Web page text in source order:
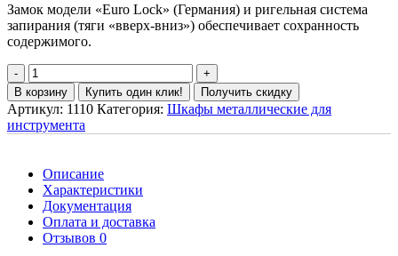
Замок модели «Euro Lock» (Германия) и ригельная система
запирания (тяги «вверх-вниз») обеспечивает сохранность
содержимого.
В корзину Купить один клик! Получить скидку
Артикул: 1110 Категория: Шкафы металлические для
инструмента
Описание
Характеристики
Документация
Оплата и доставка
Отзывов 0